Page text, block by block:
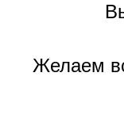
Желаем